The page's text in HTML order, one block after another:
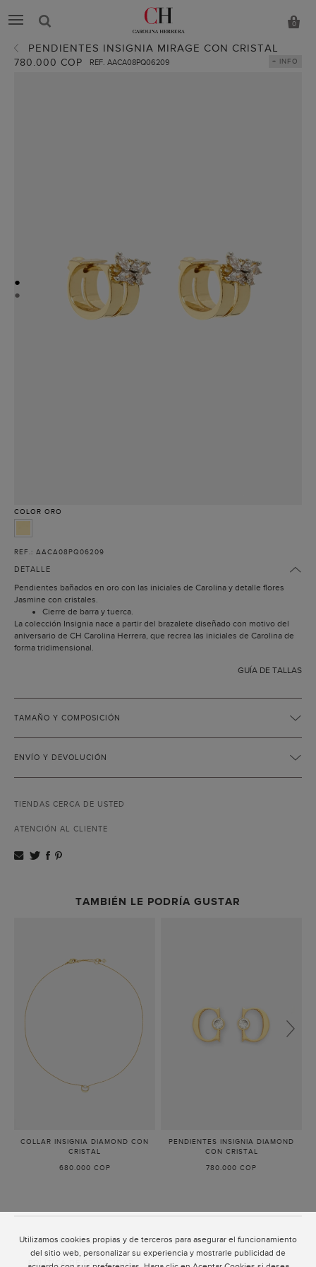
Utilizamos cookies propias y de terceros para asegurar el funcionamiento
del sitio web, personalizar su experiencia y mostrarle publicidad de
0
PENDIENTES INSIGNIA MIRAGE CON CRISTAL
780.000 COP REF. AACA08PQ06209 + INFO
●
●
COLOR ORO
REF.: AACA08PQ06209
DETALLE
Pendientes bañados en oro con las iniciales de Carolina y detalle flores
Jasmine con cristales.
Cierre de barra y tuerca.
La colección Insignia nace a partir del brazalete diseñado con motivo del
aniversario de CH Carolina Herrera, que recrea las iniciales de Carolina de
forma tridimensional.
GUÍA DE TALLAS
TAMAÑO Y COMPOSICIÓN
ENVÍO Y DEVOLUCIÓN
TIENDAS CERCA DE USTED
ATENCIÓN AL CLIENTE
TAMBIÉN LE PODRÍA GUSTAR
COLLAR INSIGNIA DIAMOND CON
CRISTAL
680.000 COP
PENDIENTES INSIGNIA DIAMOND
CON CRISTAL
780.000 COP
ATENCIÓN AL CLIENTE
POLÍTICA DE PRIVACIDAD